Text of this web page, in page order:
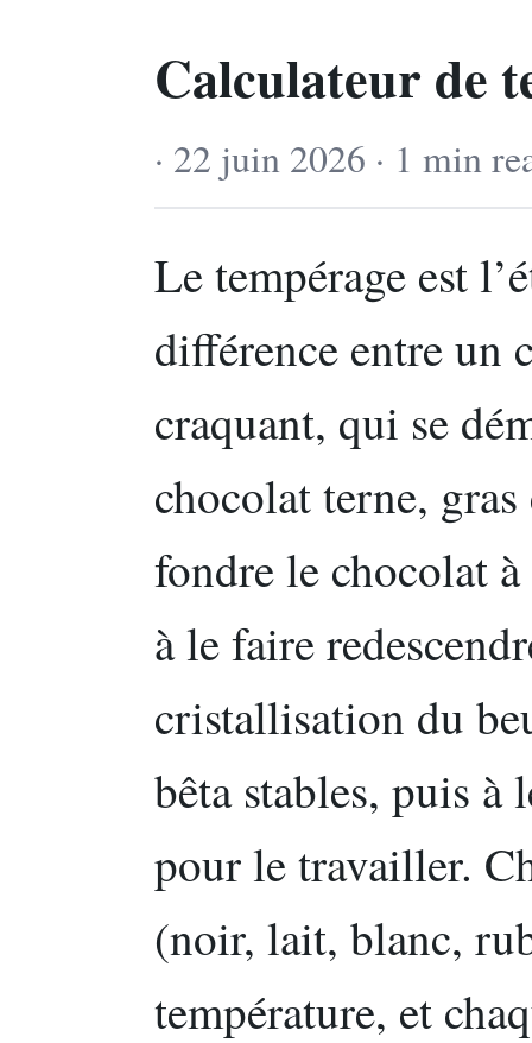
Calculateur de
· 22 juin 2026 · 1 min
Le tempérage est
différence entre un
craquant, qui se
chocolat terne,
fondre le chocolat
à le faire
cristallisation du
bêta stables, puis à
pour le travailler.
(noir, lait, blanc,
température, et